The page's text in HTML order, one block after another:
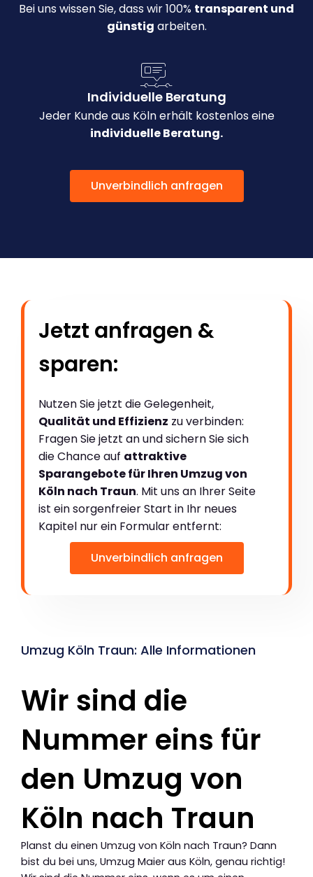
Bei uns wissen Sie, dass wir 100% transparent und
günstig arbeiten.
Individuelle Beratung
Jeder Kunde aus Köln erhält kostenlos eine
individuelle Beratung.
Unverbindlich anfragen
Jetzt anfragen &
sparen:
Nutzen Sie jetzt die Gelegenheit,
Qualität und Effizienz zu verbinden:
Fragen Sie jetzt an und sichern Sie sich
die Chance auf attraktive
Sparangebote für Ihren Umzug von
Köln nach Traun. Mit uns an Ihrer Seite
ist ein sorgenfreier Start in Ihr neues
Kapitel nur ein Formular entfernt:
Unverbindlich anfragen
Umzug Köln Traun: Alle Informationen
Wir sind die
Nummer eins für
den Umzug von
Köln nach Traun
Planst du einen Umzug von Köln nach Traun? Dann
bist du bei uns, Umzug Maier aus Köln, genau richtig!